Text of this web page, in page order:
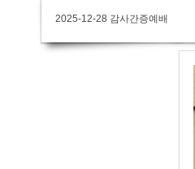
2025-12-28 감사간증예배